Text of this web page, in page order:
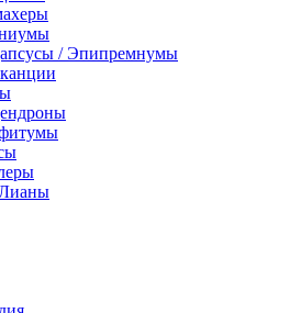
/ Эпипремнумы